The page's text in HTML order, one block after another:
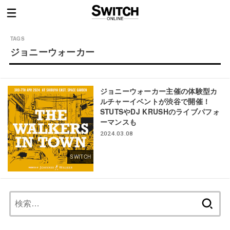
ジョニーウォーカー
SWITCH
ジョニーウォーカー主催の体験型カ
ルチャーイベントが渋谷で開催！
STUTSやDJ KRUSHのライブパフォ
ーマンスも
2024.03.08